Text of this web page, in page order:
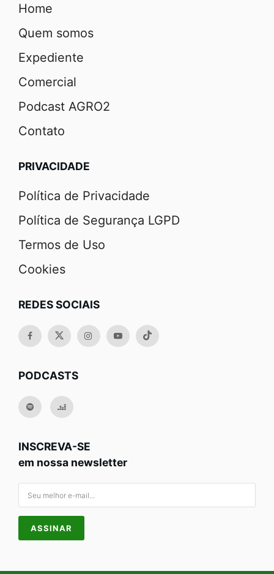
Home
Quem somos
Expediente
Comercial
Podcast AGRO2
Contato
PRIVACIDADE
Política de Privacidade
Política de Segurança LGPD
Termos de Uso
Cookies
REDES SOCIAIS
PODCASTS
INSCREVA-SE
em nossa newsletter